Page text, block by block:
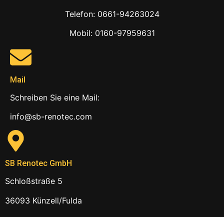
Telefon: 0661-94263024
Mobil: 0160-97959631
Mail
Schreiben Sie eine Mail:
info@sb-renotec.com
SB Renotec GmbH
Schloßstraße 5
36093 Künzell/Fulda